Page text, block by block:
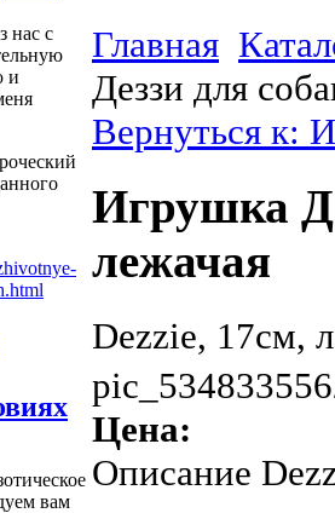
нас с
и
вам
Главная
Деззи для
Вернуться к:
Игрушка
лежачая
Dezzie, 17см,
Цена:
Описание